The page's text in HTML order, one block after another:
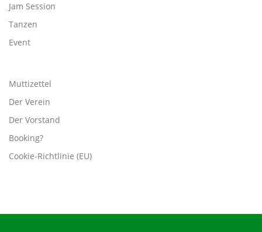
Jam Session
Tanzen
Event
Muttizettel
Der Verein
Der Vorstand
Booking?
Cookie-Richtlinie (EU)